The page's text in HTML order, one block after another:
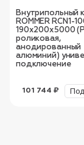
Внутрипольный
ROMMER RCN1-
190х200х5000
роликовая,
анодированный
алюминий)
подключение
101 744 ₽